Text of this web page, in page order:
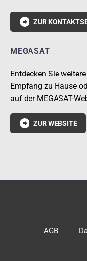
 ZUR
MEGASAT
Entdecken Sie
Empfang zu Hause
auf der MEGASAT-
 ZUR WEBSITE
AGB